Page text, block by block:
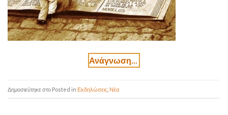
Posted in Εκδηλώσεις Νέα